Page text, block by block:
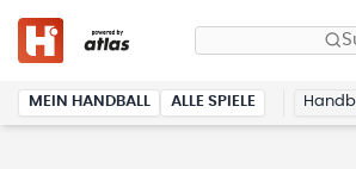
MEIN HANDBALL ALLE SPIELE